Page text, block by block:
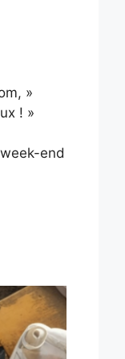
»
! »
end